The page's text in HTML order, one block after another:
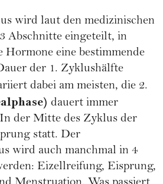
wird laut den medizinischen
Abschnitte eingeteilt, in
Hormone eine bestimmende
der 1. Zyklushälfte
dabei am meisten, die 2.
dauert immer
der Mitte des Zyklus der
statt. Der
wird auch manchmal in 4
Eizellreifung, Eisprung,